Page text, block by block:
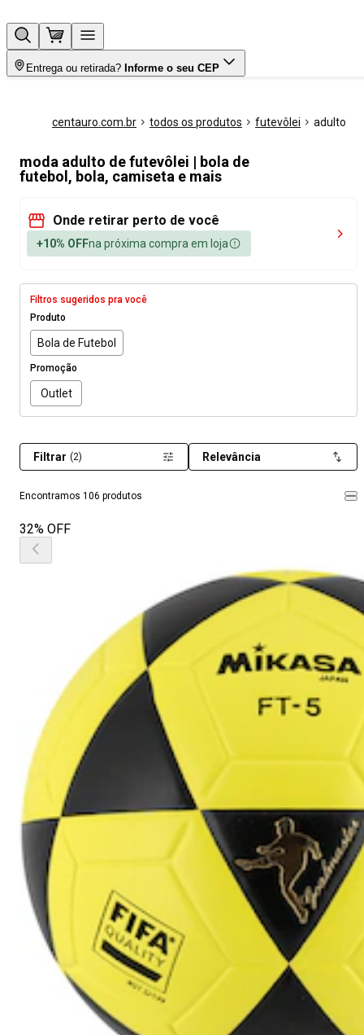
Entrega ou retirada? Informe o seu CEP
centauro.com.br todos os produtos futevôlei adulto
moda adulto de futevôlei | bola de
futebol, bola, camiseta e mais
Onde retirar perto de você
+10% OFFna próxima compra em loja
Filtros sugeridos pra você
Produto
Bola de Futebol
Promoção
Outlet
Encontramos 106 produtos
Filtrar (2) Relevância
32% OFF